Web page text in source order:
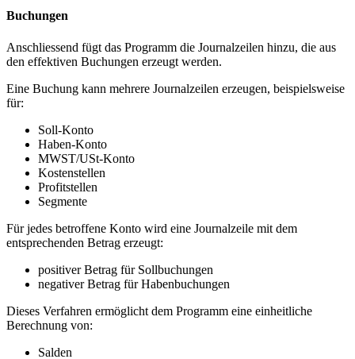
Buchungen
Anschliessend fügt das Programm die Journalzeilen hinzu, die aus
den effektiven Buchungen erzeugt werden.
Eine Buchung kann mehrere Journalzeilen erzeugen, beispielsweise
für:
Soll-Konto
Haben-Konto
MWST/USt-Konto
Kostenstellen
Profitstellen
Segmente
Für jedes betroffene Konto wird eine Journalzeile mit dem
entsprechenden Betrag erzeugt:
positiver Betrag für Sollbuchungen
negativer Betrag für Habenbuchungen
Dieses Verfahren ermöglicht dem Programm eine einheitliche
Berechnung von:
Salden